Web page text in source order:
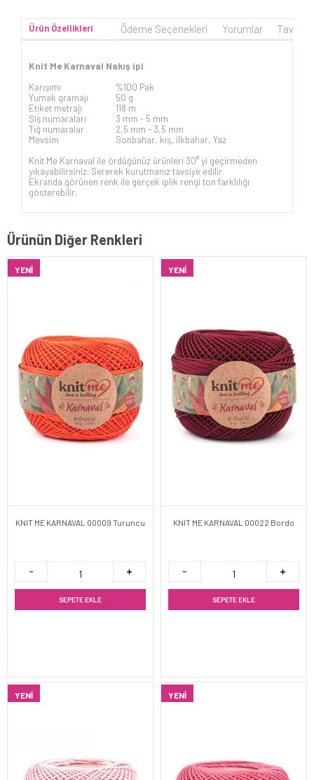
Ürün Özellikleri Ödeme Seçenekleri Yorumlar
Knit Me Karnaval Nakış ipi
Karışımı
%100 Pak
Yumak gramajı
50 g
Etiket metrajı
118 m
Şiş numaraları
3 mm - 5 mm
Tığ numaralar
2,5 mm - 3,5 mm
Mevsim
Sonbahar, kış, ilkbahar, Yaz
Knit Me Karnaval ile ördüğünüz ürünleri 30° yi geçirmeden
yıkayabilirsiniz. Sererek kurutmanız tavsiye edilir.
Ekranda görünen renk ile gerçek iplik rengi ton farklılığı
gösterebilir.
Ürünün Diğer Renkleri
YENI
KNIT ME KARNAVAL 00009 Turuncu
SEPETE EKLE
YENI
KNIT ME KARNAVAL 00022 Bordo
SEPETE EKLE
YENI YENI